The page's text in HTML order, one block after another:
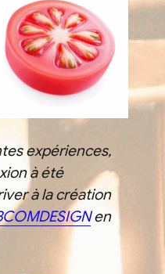
expériences,
à été
à la création
en